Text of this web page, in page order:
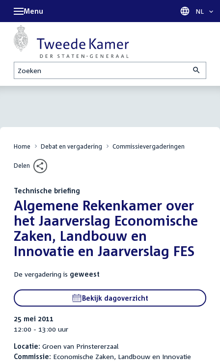
Zoeken
Menu Taal
NL
Home Debat en vergadering Commissievergaderingen
Delen
Technische briefing
Algemene Rekenkamer over
het Jaarverslag Economische
Zaken, Landbouw en
Innovatie en Jaarverslag FES
De vergadering is geweest
Bekijk dagoverzicht
25 mei 2011
12:00 - 13:00 uur
Locatie: Groen van Prinstererzaal
Commissie: Economische Zaken, Landbouw en Innovatie